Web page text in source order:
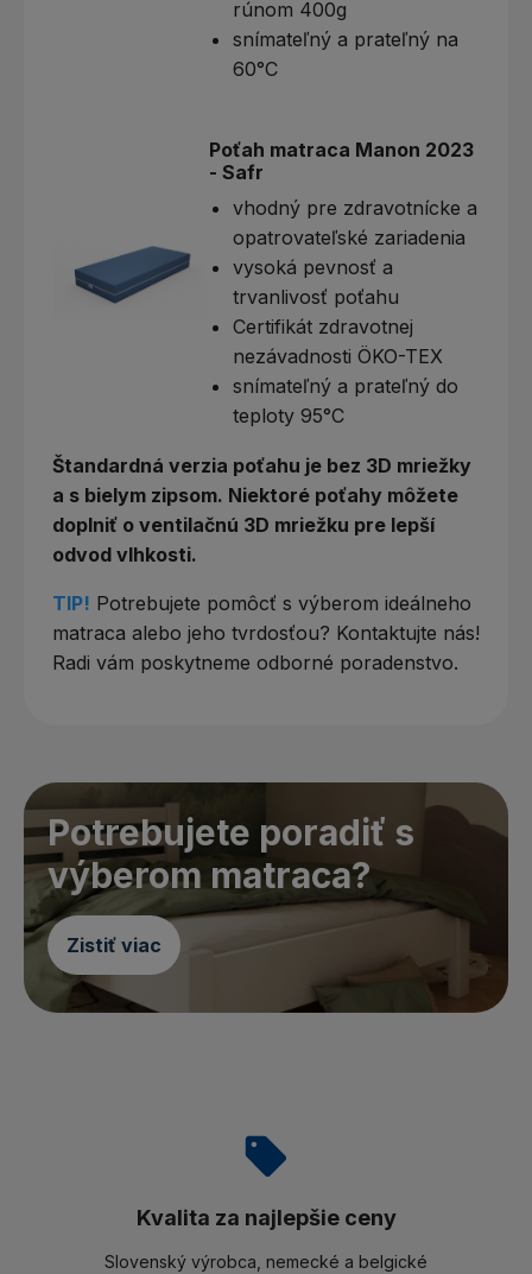
rúnom 400g
snímateľný a prateľný na
60°C
Poťah matraca Manon 2023
- Safr
vhodný pre zdravotnícke a
opatrovateľské zariadenia
vysoká pevnosť a
trvanlivosť poťahu
Certifikát zdravotnej
nezávadnosti ÖKO-TEX
snímateľný a prateľný do
teploty 95°C
Štandardná verzia poťahu je bez 3D mriežky
a s bielym zipsom. Niektoré poťahy môžete
doplniť o ventilačnú 3D mriežku pre lepší
odvod vlhkosti.
TIP! Potrebujete pomôcť s výberom ideálneho
matraca alebo jeho tvrdosťou? Kontaktujte nás!
Radi vám poskytneme odborné poradenstvo.
Potrebujete poradiť s
výberom matraca?
Zistiť viac
Kvalita za najlepšie ceny
Slovenský výrobca, nemecké a belgické